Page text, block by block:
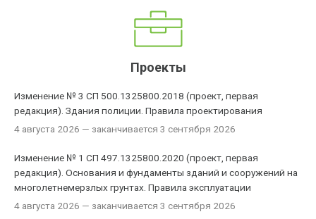
Проекты
Изменение № 3 СП 500.1325800.2018 (проект, первая
редакция). Здания полиции. Правила проектирования
4 августа 2026 — заканчивается 3 сентября 2026
Изменение № 1 СП 497.1325800.2020 (проект, первая
редакция). Основания и фундаменты зданий и сооружений на
многолетнемерзлых грунтах. Правила эксплуатации
4 августа 2026 — заканчивается 3 сентября 2026